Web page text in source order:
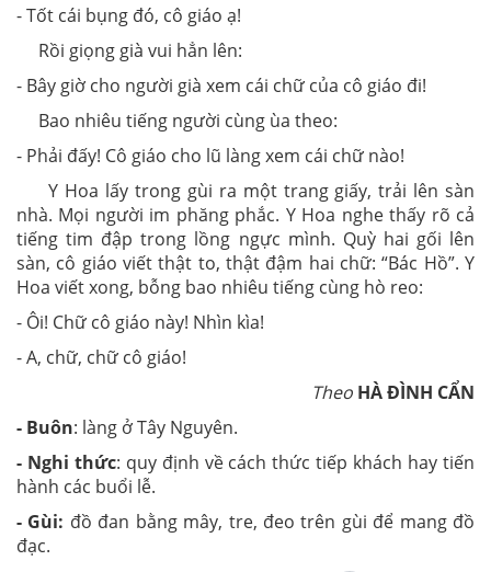
- Tốt cái bụng đó, cô giáo ạ!
Rồi giọng già vui hẳn lên:
- Bây giờ cho người già xem cái chữ của cô giáo đi!
Bao nhiêu tiếng người cùng ùa theo:
- Phải đấy! Cô giáo cho lũ làng xem cái chữ nào!
Y Hoa lấy trong gùi ra một trang giấy, trải lên sàn
nhà. Mọi người im phăng phắc. Y Hoa nghe thấy rõ cả
tiếng tim đập trong lồng ngực mình. Quỳ hai gối lên
sàn, cô giáo viết thật to, thật đậm hai chữ: “Bác Hồ”. Y
Hoa viết xong, bỗng bao nhiêu tiếng cùng hò reo:
- Ôi! Chữ cô giáo này! Nhìn kìa!
- A, chữ, chữ cô giáo!
Theo HÀ ĐÌNH CẨN
- Buôn: làng ở Tây Nguyên.
- Nghi thức: quy định về cách thức tiếp khách hay tiến
hành các buổi lễ.
- Gùi: đồ đan bằng mây, tre, đeo trên gùi để mang đồ
đạc.